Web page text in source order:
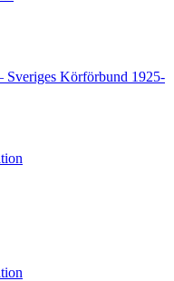
Sveriges Körförbund 1925-